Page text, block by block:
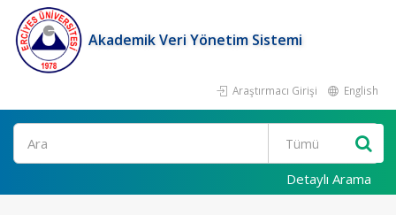
Akademik Veri Yönetim Sistemi
Araştırmacı Girişi English
Ara
Detaylı Arama